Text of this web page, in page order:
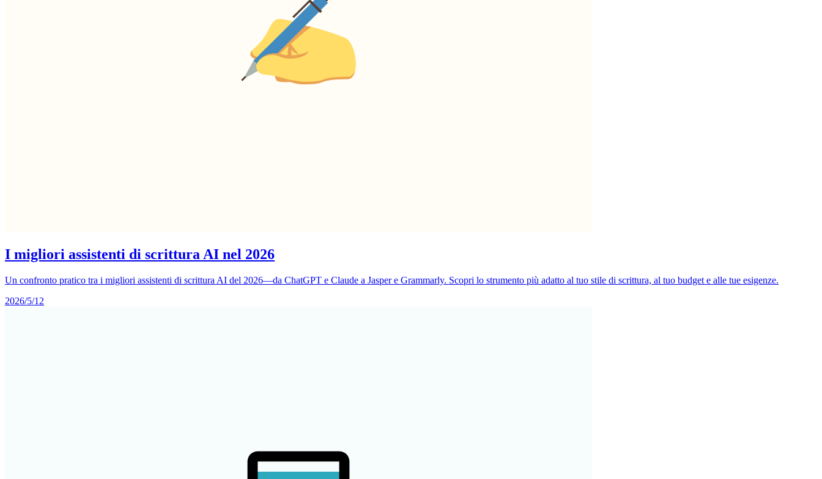
I migliori assistenti di scrittura AI nel 2026
Un confronto pratico tra i migliori assistenti di scrittura AI del 2026—da ChatGPT e Claude a Jasper e Grammarly. Scopri lo strumento più adatto al tuo stile di scrittura, al tuo budget e alle tue esigenze.
2026/5/12